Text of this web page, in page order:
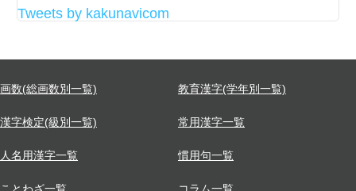
Tweets by kakunavicom
画数(総画数別一覧) 教育漢字(学年別一覧)
漢字検定(級別一覧) 常用漢字一覧
人名用漢字一覧 慣用句一覧